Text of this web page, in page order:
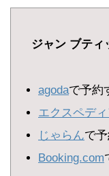
ジャン ブテ
agodaで予約
エクスペデ
じゃらんで
Booking.com